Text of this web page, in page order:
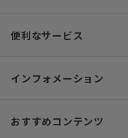
便利なサービス
インフォメーション
おすすめコンテンツ